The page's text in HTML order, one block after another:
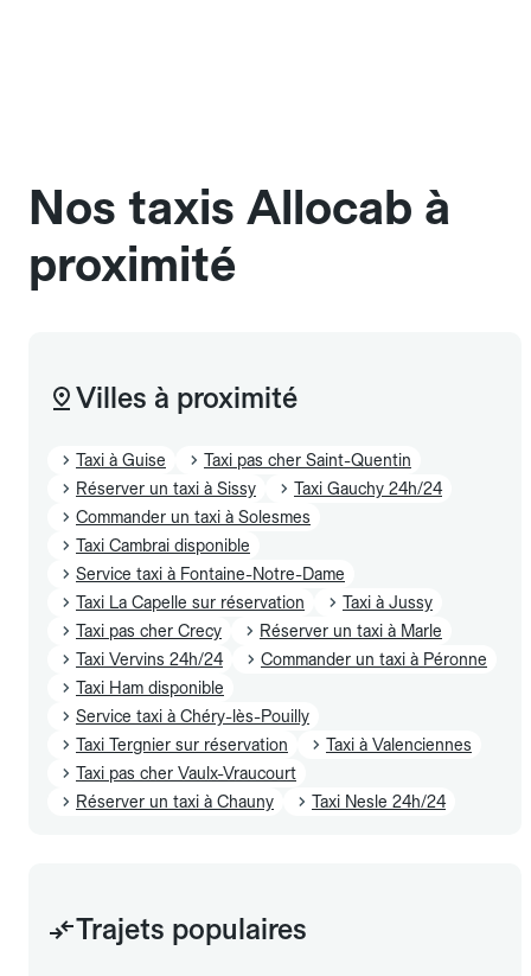
Nos taxis Allocab à
proximité
Villes à proximité
Taxi à Guise
Taxi pas cher Saint-Quentin
Réserver un taxi à Sissy
Taxi Gauchy 24h/24
Commander un taxi à Solesmes
Taxi Cambrai disponible
Service taxi à Fontaine-Notre-Dame
Taxi La Capelle sur réservation
Taxi à Jussy
Taxi pas cher Crecy
Réserver un taxi à Marle
Taxi Vervins 24h/24
Commander un taxi à Péronne
Taxi Ham disponible
Service taxi à Chéry-lès-Pouilly
Taxi Tergnier sur réservation
Taxi à Valenciennes
Taxi pas cher Vaulx-Vraucourt
Réserver un taxi à Chauny
Taxi Nesle 24h/24
Trajets populaires